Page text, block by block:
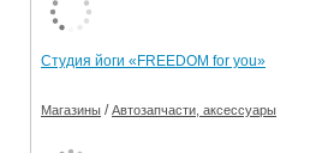
Студия йоги «FREEDOM for you»
Магазины /Автозапчасти, аксессуары